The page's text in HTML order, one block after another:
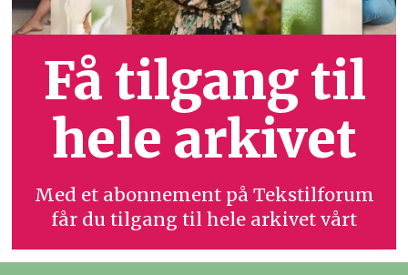
Få tilgang til
hele arkivet
Med et abonnement på Tekstilforum
får du tilgang til hele arkivet vårt